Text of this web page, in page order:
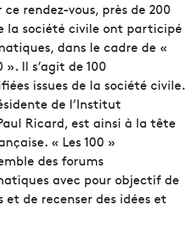
rendez-vous, près de 200
la société civile ont participé
dans le cadre de «
». Il s’agit de 100
issues de la société civile.
de l’Institut
Ricard, est ainsi à la tête
« Les 100 »
des forums
avec pour objectif de
de recenser des idées et